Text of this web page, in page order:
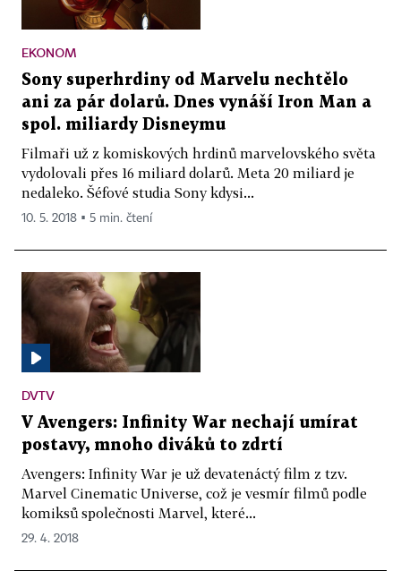
EKONOM
Sony superhrdiny od Marvelu nechtělo
ani za pár dolarů. Dnes vynáší Iron Man a
spol. miliardy Disneymu
Filmaři už z komiskových hrdinů marvelovského světa
vydolovali přes 16 miliard dolarů. Meta 20 miliard je
nedaleko. Šéfové studia Sony kdysi...
10. 5. 2018 ▪ 5 min. čtení
DVTV
V Avengers: Infinity War nechají umírat
postavy, mnoho diváků to zdrtí
Avengers: Infinity War je už devatenáctý film z tzv.
Marvel Cinematic Universe, což je vesmír filmů podle
komiksů společnosti Marvel, které...
29. 4. 2018